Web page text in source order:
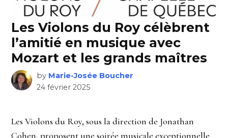
Les Violons du Roy célèbrent
l’amitié en musique avec
Mozart et les grands maîtres
by Marie-Josée Boucher
24 février 2025
Les Violons du Roy, sous la direction de Jonathan
Cohen, proposent une soirée musicale exceptionnelle